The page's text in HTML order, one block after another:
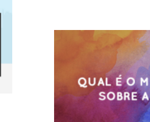
Mãos"